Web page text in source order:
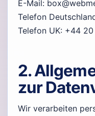
E-Mail:
Telefon
Telefon UK: +44
2.
zur
Wir verarbeiten